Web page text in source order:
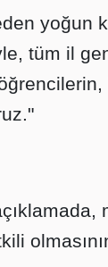
yoğun
tüm il